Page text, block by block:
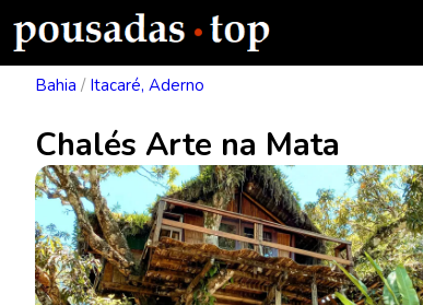
Bahia / Itacaré, Aderno
Chalés Arte na Mata